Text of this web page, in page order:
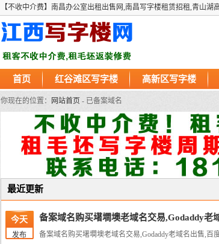
【不收中介费】南昌办公室出租出售网,南昌写字楼租赁招租,青山
首页 红谷滩区写字楼 高新区写字楼
你现在的位置： 网站首页 - 已备案域名
最近更新
今天
发布
备案域名购买墸墹墺老域名交易,Godaddy老
备案域名购买墸墹墺老域名交易,Godaddy老域名出售,百